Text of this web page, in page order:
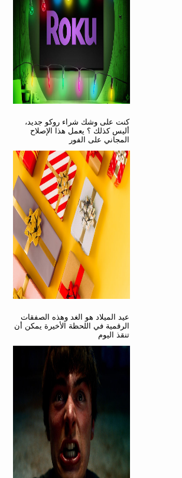
كنت على وشك شراء روكو جديد،
أليس كذلك ؟ يعمل هذا الإصلاح
المجاني على الفور
عيد الميلاد هو الغد وهذه الصفقات
الرقمية في اللحظة الأخيرة يمكن أن
تنقذ اليوم